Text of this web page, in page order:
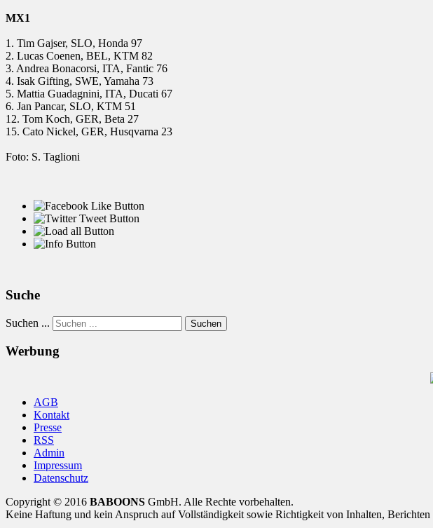
MX1
1. Tim Gajser, SLO, Honda 97
2. Lucas Coenen, BEL, KTM 82
3. Andrea Bonacorsi, ITA, Fantic 76
4. Isak Gifting, SWE, Yamaha 73
5. Mattia Guadagnini, ITA, Ducati 67
6. Jan Pancar, SLO, KTM 51
12. Tom Koch, GER, Beta 27
15. Cato Nickel, GER, Husqvarna 23
Foto: S. Taglioni
Suche
Suchen ... Suchen
Werbung
AGB
Kontakt
Presse
RSS
Admin
Impressum
Datenschutz
Copyright © 2016 BABOONS GmbH. Alle Rechte vorbehalten.
Keine Haftung und kein Anspruch auf Vollständigkeit sowie Richtigkeit von Inhalten, Berichten